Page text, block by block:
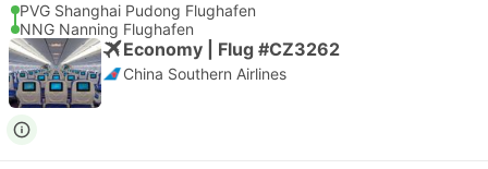
PVG Shanghai Pudong Flughafen
NNG Nanning Flughafen
Economy | Flug #CZ3262
China Southern Airlines